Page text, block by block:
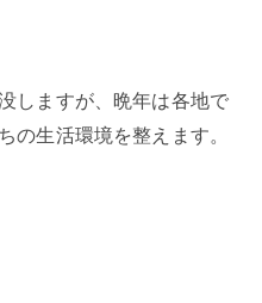
しますが、晩年は各地で
の生活環境を整えます。